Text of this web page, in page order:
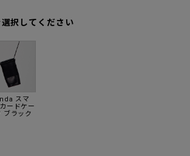
択してください
スマ
ードケー
ブラック